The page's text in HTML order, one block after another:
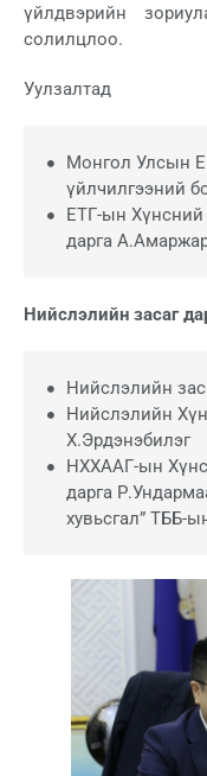
үйлдвэрийн
солилцлоо.
Уулзалтад
Монгол Улсын
үйлчилгээний
ЕТГ-ын Хүнсний
дарга
Нийслэлийн засаг
Нийслэлийн
Нийслэлийн
Х.Эрдэнэбилэг
НХХААГ-ын
дарга
хувьсгал” ТББ-